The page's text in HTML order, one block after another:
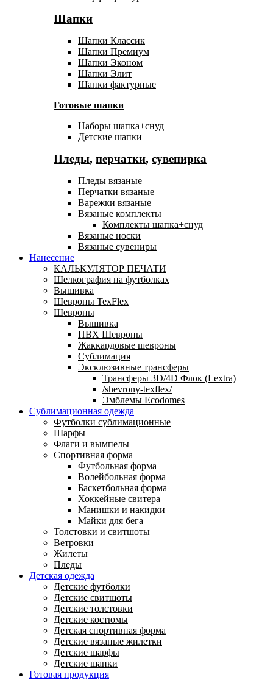
Шапки
Шапки Классик
Шапки Премиум
Шапки Эконом
Шапки Элит
Шапки фактурные
Готовые шапки
Наборы шапка+снуд
Детские шапки
Пледы, перчатки, сувенирка
Пледы вязаные
Перчатки вязаные
Варежки вязаные
Вязаные комплекты
Комплекты шапка+снуд
Вязаные носки
Вязаные сувениры
Нанесение
КАЛЬКУЛЯТОР ПЕЧАТИ
Шелкография на футболках
Вышивка
Шевроны TexFlex
Шевроны
Вышивка
ПВХ Шевроны
Жаккардовые шевроны
Сублимация
Эксклюзивные трансферы
Трансферы 3D/4D Флок (Lextra)
/shevrony-texflex/
Эмблемы Ecodomes
Сублимационная одежда
Футболки сублимационные
Шарфы
Флаги и вымпелы
Спортивная форма
Футбольная форма
Волейбольная форма
Баскетбольная форма
Хоккейные свитера
Манишки и накидки
Майки для бега
Толстовки и свитшоты
Ветровки
Жилеты
Пледы
Детская одежда
Детские футболки
Детские свитшоты
Детские толстовки
Детские костюмы
Детская спортивная форма
Детские вязаные жилетки
Детские шарфы
Детские шапки
Готовая продукция